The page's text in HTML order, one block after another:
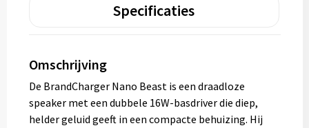
Specificaties
Omschrijving
De BrandCharger Nano Beast is een draadloze
speaker met een dubbele 16W-basdriver die diep,
helder geluid geeft in een compacte behuizing. Hij